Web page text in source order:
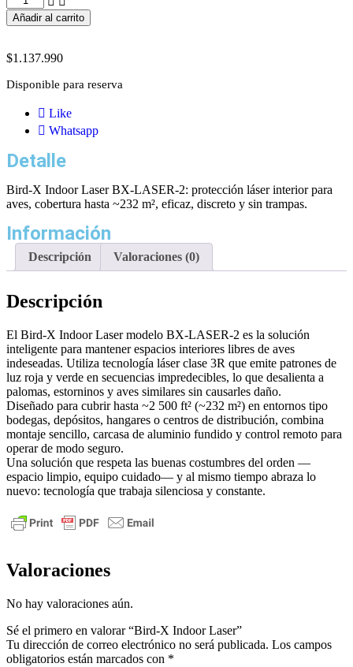
Añadir al carrito
$1.137.990
Disponible para reserva
Like
Whatsapp
Detalle
Bird-X Indoor Laser BX-LASER-2: protección láser interior para
aves, cobertura hasta ~232 m², eficaz, discreto y sin trampas.
Información
Descripción Valoraciones (0)
Descripción
El Bird-X Indoor Laser modelo BX-LASER-2 es la solución
inteligente para mantener espacios interiores libres de aves
indeseadas. Utiliza tecnología láser clase 3R que emite patrones de
luz roja y verde en secuencias impredecibles, lo que desalienta a
palomas, estorninos y aves similares sin causarles daño.
Diseñado para cubrir hasta ~2 500 ft² (~232 m²) en entornos tipo
bodegas, depósitos, hangares o centros de distribución, combina
montaje sencillo, carcasa de aluminio fundido y control remoto para
operar de modo seguro.
Una solución que respeta las buenas costumbres del orden —
espacio limpio, equipo cuidado— y al mismo tiempo abraza lo
nuevo: tecnología que trabaja silenciosa y constante.
Valoraciones
No hay valoraciones aún.
Sé el primero en valorar “Bird-X Indoor Laser”
Tu dirección de correo electrónico no será publicada. Los campos
obligatorios están marcados con *